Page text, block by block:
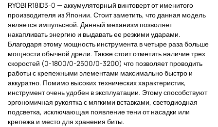
RYOBI R18ID3-0 — аккумуляторный винтоверт от именитого
производителя из Японии. Стоит заметить, что данная модель
является импульсной. Данный механизм позволяет
накапливать энергию и выдавать ее резкими ударами.
Благодаря этому мощность инструмента в четыре раза больше
мощности обычной дрели. Также стоит отметить наличие трех
скоростей (0-1800/0-2500/0-3200) что позволяет проводить
работы с крепежными элементами максимально быстро и
аккуратно. Помимо высоких технических характеристик,
инструмент очень удобен в эксплуатации. Этому способствуют
эргономичная рукоятка с мягкими вставками, светодиодная
подсветка, исключающая появление тени от насадки или
крепежа и место для хранения биты.